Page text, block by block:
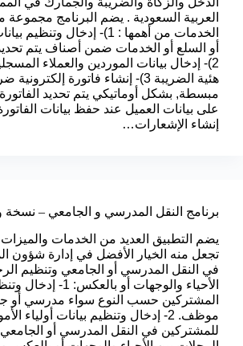
العربية السعودية . يضم البرنامج مجموعة
الخدمات من أهمها : 1)- إدخال وتنظيم
أو السلع أو الخدمات ضمن أصناف يتم
2)- إدخال بيانات الموردين والعملاء
هئية الضريبة 3)- إنشاء فاتورة
مبسطة, بشكل أوماتيكي يتم تحديد الفاتورة
إنشاء الإشعارات…
برنامج النقل المدرسي و الجامعي – نسخة
يضم التطبيق العديد من الخدمات والميزات
تجعل منه الخيار الأفضل في إدارة شؤون
في النقل المدرسي أو الجامعي وتنظيم
الأحياء والوجهات أو
المشتركين حسب النوع سواء مدرسي أو
موظف. 2- إدخال وتنظيم بيانات أولياء